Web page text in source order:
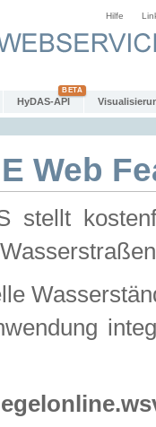
Hilfe
HyDAS-API
Web
stellt